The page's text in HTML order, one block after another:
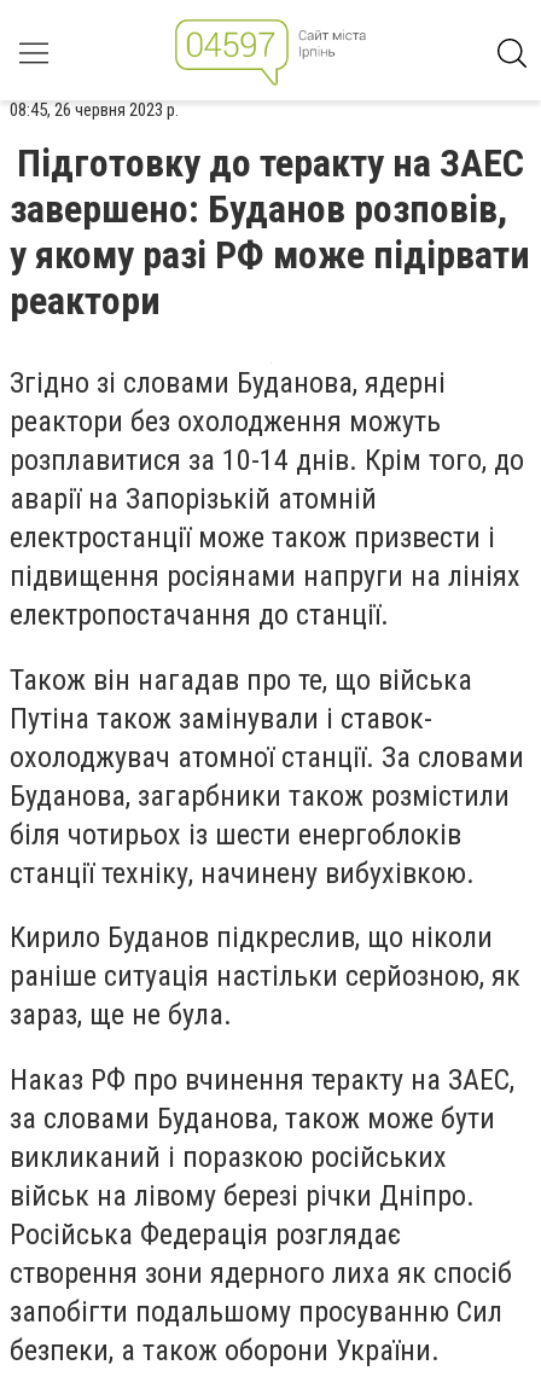
08:45, 26 червня 2023 р.
Підготовку до теракту на ЗАЕС
завершено: Буданов розповів,
у якому разі РФ може підірвати
реактори
Згідно зі словами Буданова, ядерні
реактори без охолодження можуть
розплавитися за 10-14 днів. Крім того, до
аварії на Запорізькій атомній
електростанції може також призвести і
підвищення росіянами напруги на лініях
електропостачання до станції.
Також він нагадав про те, що війська
Путіна також замінували і ставок-
охолоджувач атомної станції. За словами
Буданова, загарбники також розмістили
біля чотирьох із шести енергоблоків
станції техніку, начинену вибухівкою.
Кирило Буданов підкреслив, що ніколи
раніше ситуація настільки серйозною, як
зараз, ще не була.
Наказ РФ про вчинення теракту на ЗАЕС,
за словами Буданова, також може бути
викликаний і поразкою російських
військ на лівому березі річки Дніпро.
Російська Федерація розглядає
створення зони ядерного лиха як спосіб
запобігти подальшому просуванню Сил
безпеки, а також оборони України.